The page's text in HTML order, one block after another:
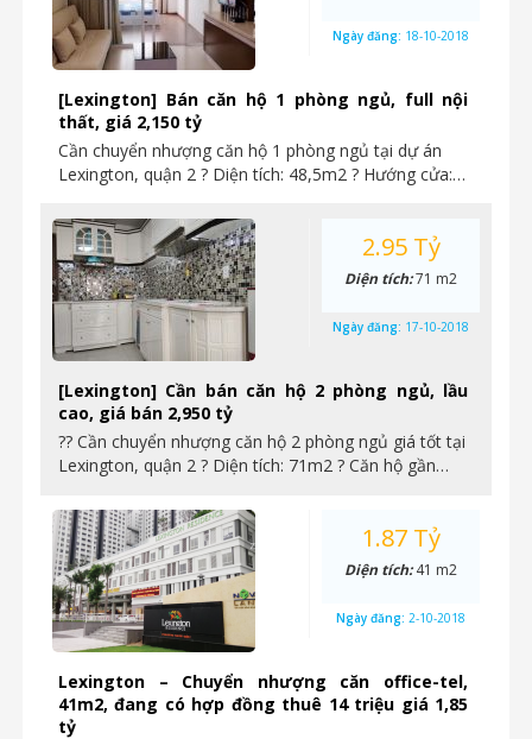
[Lexington] Bán căn hộ 1 phòng ngủ, full nội
thất, giá 2,150 tỷ
Cần chuyển nhượng căn hộ 1 phòng ngủ tại dự án
Lexington, quận 2 ? Diện tích: 48,5m2 ? Hướng cửa:…
Ngày đăng: 18-10-2018
[Lexington] Cần bán căn hộ 2 phòng ngủ, lầu
cao, giá bán 2,950 tỷ
?? Cần chuyển nhượng căn hộ 2 phòng ngủ giá tốt tại
Lexington, quận 2 ? Diện tích: 71m2 ? Căn hộ gần…
2.95 Tỷ
Diện tích:71 m2
Ngày đăng: 17-10-2018
Lexington – Chuyển nhượng căn office-tel,
41m2, đang có hợp đồng thuê 14 triệu giá 1,85
tỷ
1.87 Tỷ
Diện tích:41 m2
Ngày đăng: 2-10-2018